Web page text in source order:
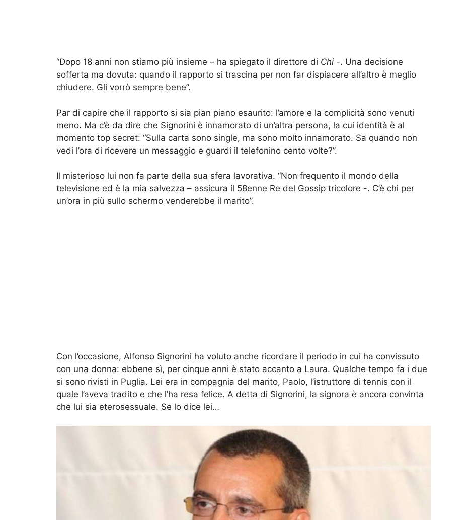
“Dopo 18 anni non stiamo più insieme – ha spiegato il direttore di Chi -. Una decisione
sofferta ma dovuta: quando il rapporto si trascina per non far dispiacere all’altro è meglio
chiudere. Gli vorrò sempre bene”.
Par di capire che il rapporto si sia pian piano esaurito: l’amore e la complicità sono venuti
meno. Ma c’è da dire che Signorini è innamorato di un’altra persona, la cui identità è al
momento top secret: “Sulla carta sono single, ma sono molto innamorato. Sa quando non
vedi l’ora di ricevere un messaggio e guardi il telefonino cento volte?”.
Il misterioso lui non fa parte della sua sfera lavorativa. “Non frequento il mondo della
televisione ed è la mia salvezza – assicura il 58enne Re del Gossip tricolore -. C’è chi per
un’ora in più sullo schermo venderebbe il marito”.
Con l’occasione, Alfonso Signorini ha voluto anche ricordare il periodo in cui ha convissuto
con una donna: ebbene sì, per cinque anni è stato accanto a Laura. Qualche tempo fa i due
si sono rivisti in Puglia. Lei era in compagnia del marito, Paolo, l’istruttore di tennis con il
quale l’aveva tradito e che l’ha resa felice. A detta di Signorini, la signora è ancora convinta
che lui sia eterosessuale. Se lo dice lei…